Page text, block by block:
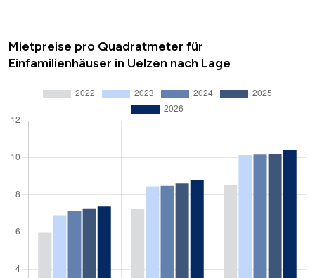
Mietpreise pro Quadratmeter für
Einfamilienhäuser in Uelzen nach Lage